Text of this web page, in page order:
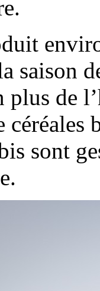
saison
plus de
céréales
sont